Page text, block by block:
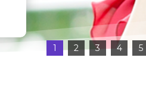
1 2 3 4 5